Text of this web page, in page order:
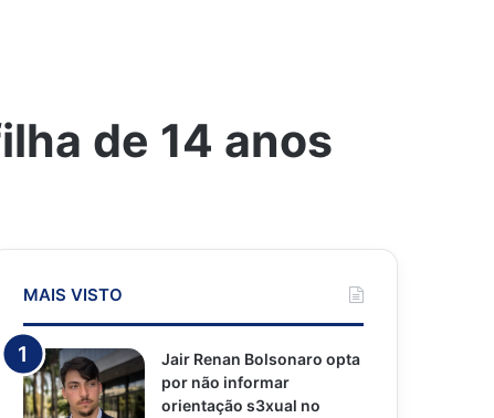
de 14 anos
MAIS VISTO
Jair Renan Bolsonaro opta
por não informar
orientação s3xual no